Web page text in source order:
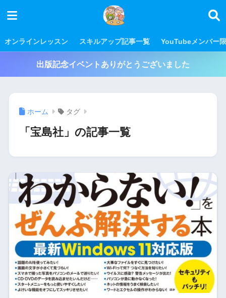
オンラインレッスン スキルアップ記事一覧 YouTubeメンバー
出版記念イベントありがとうございました
ホーム タグ
「宝島社」の記事一覧